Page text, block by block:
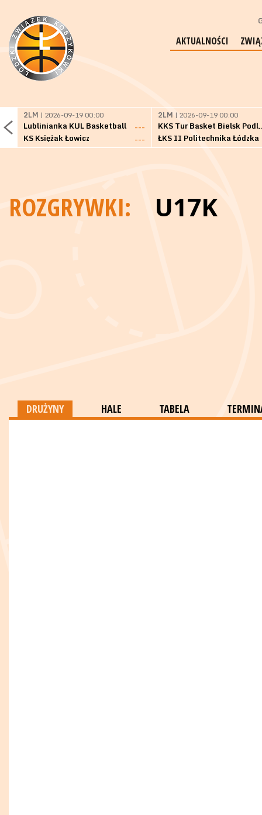
AKTUALNOŚCI
2LM | 2026-09-19 00:00
Lublinianka KUL Basketball
---
KS Księżak Łowicz
---
2LM | 2026-09-19 00:00
KKS Tur
ŁKS II Politechnika Łódzka
ROZGRYWKI: U17K
DRUŻYNY HALE TABELA